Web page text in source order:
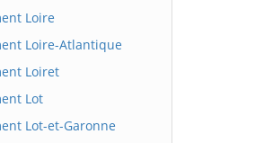
Loire
Loire-Atlantique
Loiret
Lot
Lot-et-Garonne